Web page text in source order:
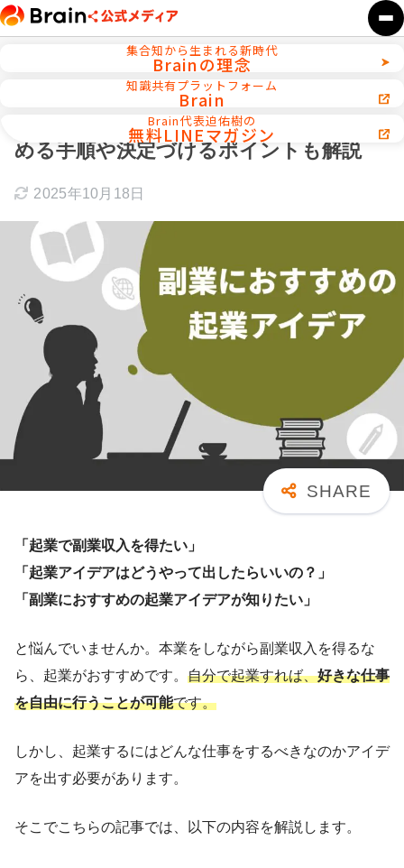
集合知から生まれる新時代
Brainの理念
知識共有プラットフォーム
Brain
Brain代表迫佑樹の
無料LINEマガジン
初心者向け副業スタート講座
副業におすすめの起業アイデア10選！始
める手順や決定づけるポイントも解説
2025年10月18日
「起業で副業収入を得たい」
「起業アイデアはどうやって出したらいいの？」
「副業におすすめの起業アイデアが知りたい」
と悩んでいませんか。本業をしながら副業収入を得るな
ら、起業がおすすめです。 自分で起業すれば、好きな仕事
を自由に行うことが可能です。
しかし、起業するにはどんな仕事をするべきなのかアイデ
アを出す必要があります。
そこでこちらの記事では、以下の内容を解説します。